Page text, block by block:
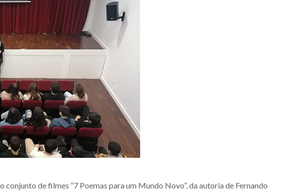
de filmes “7 Poemas para um Mundo Novo”, da autoria de Fernando